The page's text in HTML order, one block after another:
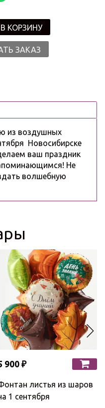
В КОРЗИНУ
ЗАКАЗ
воздушных
Новосибирске
ваш праздник
Не
волшебную
900 ₽
листья из шаров
1 сентября